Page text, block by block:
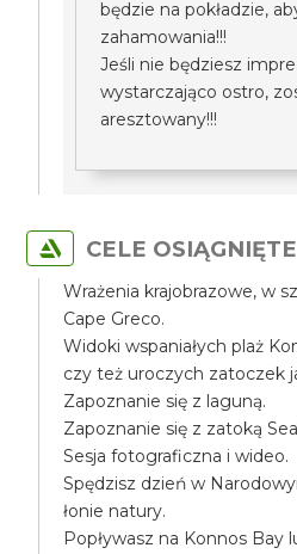
będzie na pokładzie,
zahamowania!!!
Jeśli nie będziesz
wystarczająco ostro,
aresztowany!!!
CELE OSIĄGNIĘTE
Wrażenia krajobrazowe, w
Cape Greco.
Widoki wspaniałych plaż
czy też uroczych zatoczek
Zapoznanie się z laguną.
Zapoznanie się z zatoką
Sesja fotograficzna i wideo.
Spędzisz dzień w
łonie natury.
Popływasz na Konnos Bay